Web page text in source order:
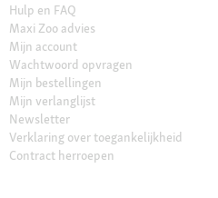
Hulp en FAQ
Maxi Zoo advies
Mijn account
Wachtwoord opvragen
Mijn bestellingen
Mijn verlanglijst
Newsletter
Verklaring over toegankelijkheid
Contract herroepen